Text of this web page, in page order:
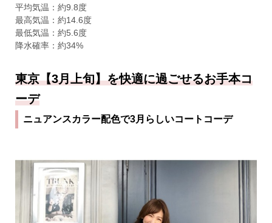
平均気温：約9.8度
最高気温：約14.6度
最低気温：約5.6度
降水確率：約34%
東京【3月上旬】を快適に過ごせるお手本コ
ーデ
ニュアンスカラー配色で3月らしいコートコーデ